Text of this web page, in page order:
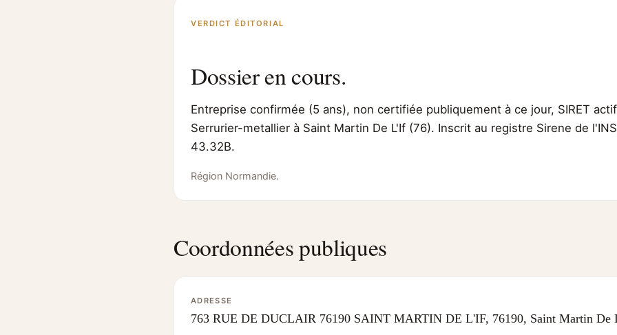
VERDICT ÉDITORIAL
Dossier en cours.
Entreprise confirmée (5 ans), non certifiée publiquement à ce jour, SIRET
Serrurier-metallier à Saint Martin De L'If (76). Inscrit au registre Sirene de
43.32B.
Région Normandie.
Coordonnées publiques
ADRESSE
763 RUE DE DUCLAIR 76190 SAINT MARTIN DE L'IF, 76190, Saint Martin De